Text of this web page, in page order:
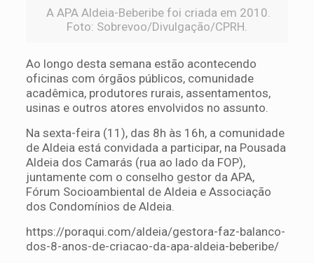
A APA Aldeia-Beberibe foi criada em 2010.
Foto: Sobrevoo/Divulgação/CPRH.
Ao longo desta semana estão acontecendo
oficinas com órgãos públicos, comunidade
acadêmica, produtores rurais, assentamentos,
usinas e outros atores envolvidos no assunto.
Na sexta-feira (11), das 8h às 16h, a comunidade
de Aldeia está convidada a participar, na Pousada
Aldeia dos Camarás (rua ao lado da FOP),
juntamente com o conselho gestor da APA,
Fórum Socioambiental de Aldeia e Associação
dos Condomínios de Aldeia.
https://poraqui.com/aldeia/gestora-faz-balanco-
dos-8-anos-de-criacao-da-apa-aldeia-beberibe/